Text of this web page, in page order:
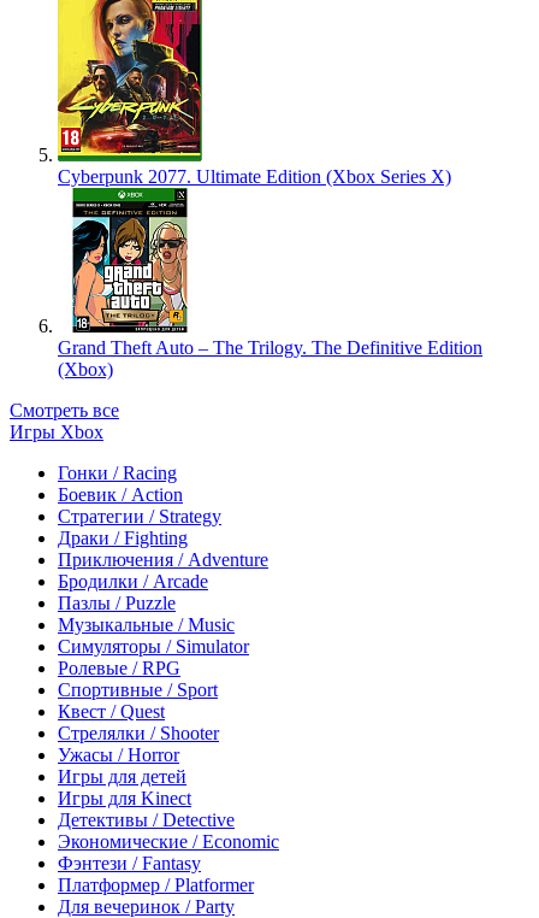
Cyberpunk 2077. Ultimate Edition (Xbox Series X)
Grand Theft Auto – The Trilogy. The Definitive Edition
(Xbox)
Смотреть все
Игры Xbox
Гонки / Racing
Боевик / Action
Стратегии / Strategy
Драки / Fighting
Приключения / Adventure
Бродилки / Arcade
Пазлы / Puzzle
Музыкальные / Music
Симуляторы / Simulator
Ролевые / RPG
Спортивные / Sport
Квест / Quest
Стрелялки / Shooter
Ужасы / Horror
Игры для детей
Игры для Kinect
Детективы / Detective
Экономические / Economic
Фэнтези / Fantasy
Платформер / Platformer
Для вечеринок / Party